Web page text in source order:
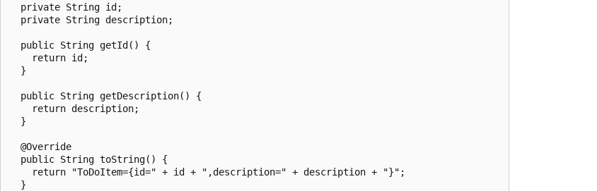
  private String id;
  private String description;
  public String getId() {
    return id;
  }
  public String getDescription() {
    return description;
  }
  @Override
  public String toString() {
    return "ToDoItem={id=" + id + ",description=" + description + "}";
  }